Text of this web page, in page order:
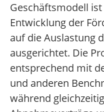
Geschäftsmodell
Entwicklung der
auf die Auslastung
ausgerichtet. Die
entsprechend mit
und anderen
während